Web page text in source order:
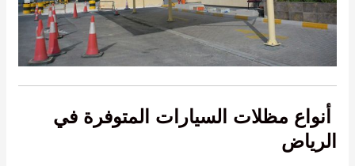
أنواع مظلات السيارات المتوفرة في
الرياض